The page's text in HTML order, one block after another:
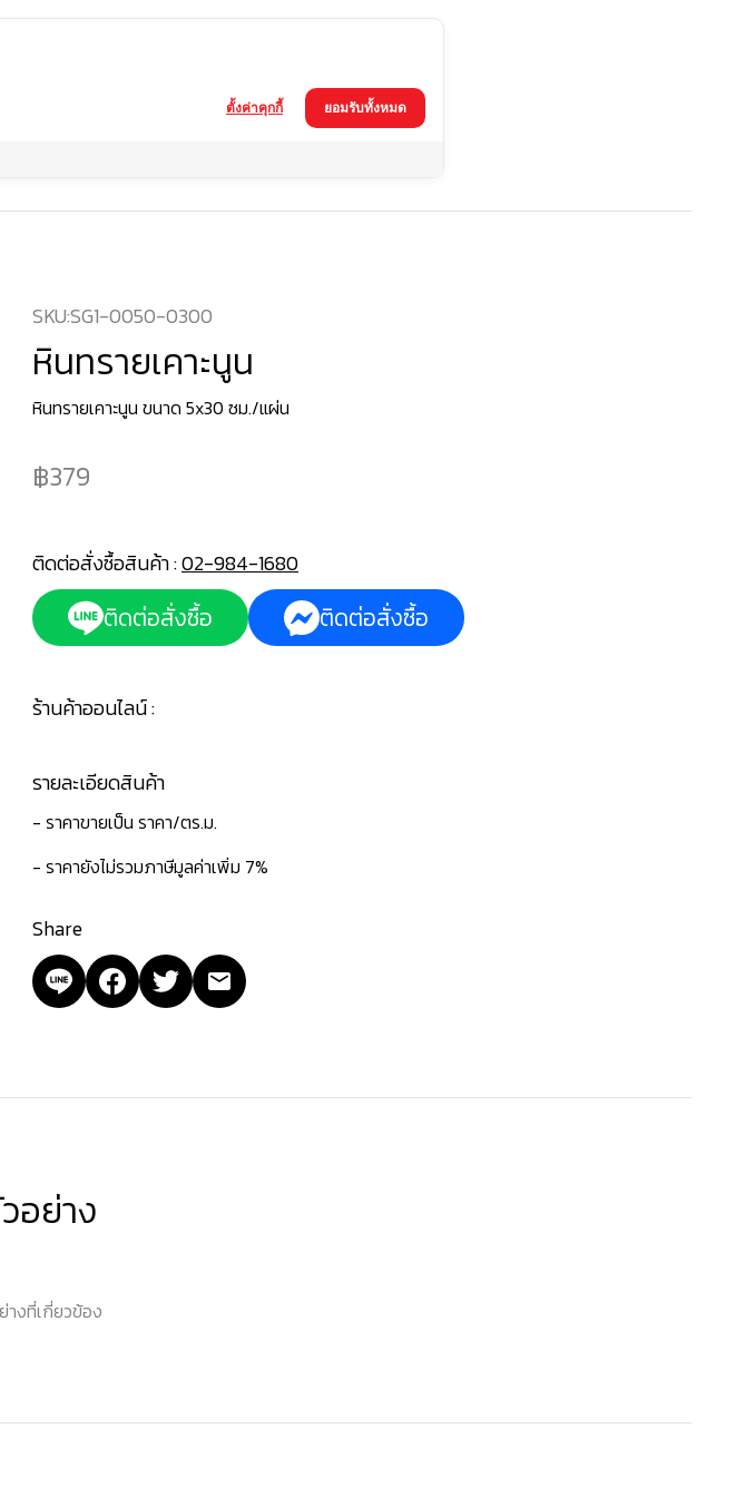
SKU:SG1-0050-0300
หินทรายเคาะนูน
หินทรายเคาะนูน ขนาด 5x30 ซม./แผ่น
379
ติดต่อสั่งซื้อสินค้า :02-984-1680
ติดต่อสั่งซื้อ ติดต่อสั่งซื้อ
ร้านค้าออนไลน์ :
รายละเอียดสินค้า
- ราคาขายเป็น ราคา/ตร.ม.
- ราคายังไม่รวมภาษีมูลค่าเพิ่ม 7%
Share
อย่าง
างที่เกี่ยวข้อง
ยอมรับทั้งหมด
ตั้งค่าคุกกี้